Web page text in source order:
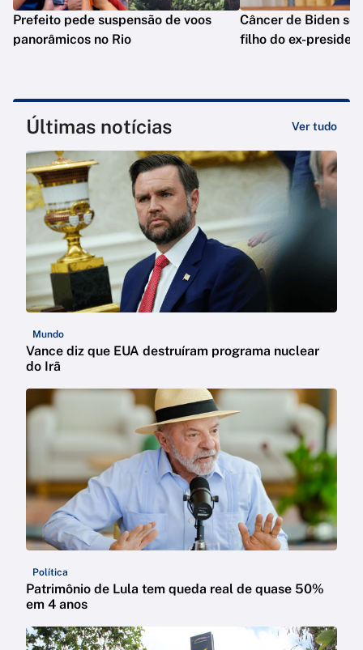
Prefeito pede suspensão de voos
panorâmicos no Rio
Câncer de Biden se
filho do ex-
Últimas notícias Ver tudo
Mundo
Vance diz que EUA destruíram programa nuclear
do Irã
Política
Patrimônio de Lula tem queda real de quase 50%
em 4 anos